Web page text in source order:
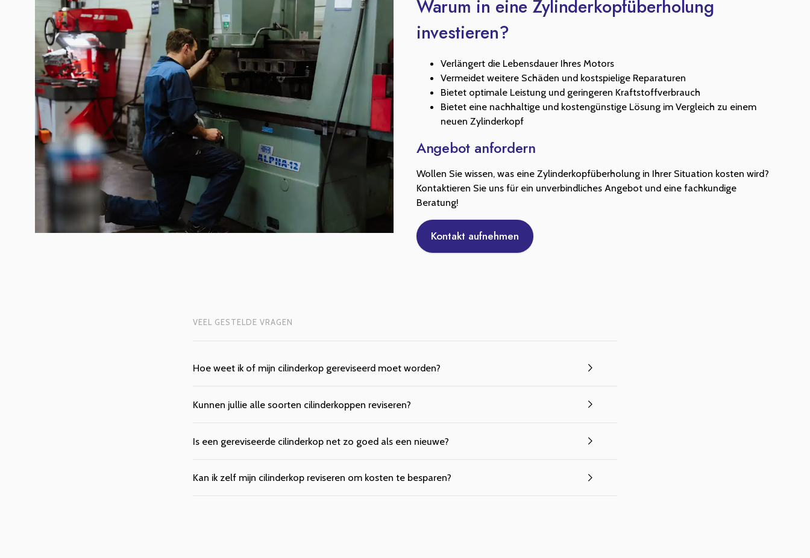
Warum in eine Zylinderkopfüberholung
investieren?
Verlängert die Lebensdauer Ihres Motors
Vermeidet weitere Schäden und kostspielige Reparaturen
Bietet optimale Leistung und geringeren Kraftstoffverbrauch
Bietet eine nachhaltige und kostengünstige Lösung im Vergleich zu einem
neuen Zylinderkopf
Angebot anfordern
Wollen Sie wissen, was eine Zylinderkopfüberholung in Ihrer Situation kosten wird?
Kontaktieren Sie uns für ein unverbindliches Angebot und eine fachkundige
Beratung!
Kontakt aufnehmen
VEEL GESTELDE VRAGEN
Hoe weet ik of mijn cilinderkop gereviseerd moet worden?
Kunnen jullie alle soorten cilinderkoppen reviseren?
Is een gereviseerde cilinderkop net zo goed als een nieuwe?
Kan ik zelf mijn cilinderkop reviseren om kosten te besparen?